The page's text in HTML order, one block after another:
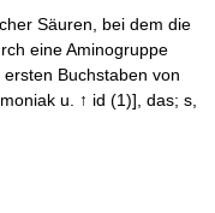
Säuren, bei dem die
eine Aminogruppe
Buchstaben von
u. ↑ id (1)], das; s,